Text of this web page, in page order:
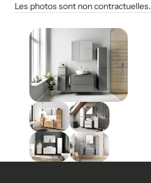
Les photos sont non contractuelles.